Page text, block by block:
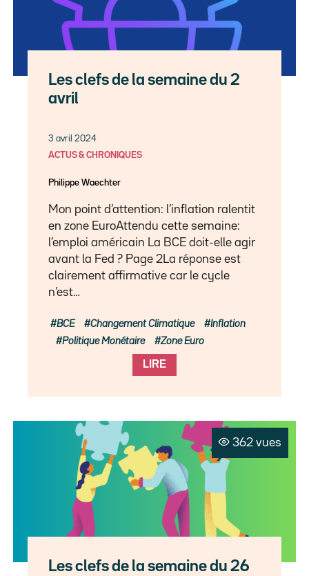
Les clefs de la semaine du 2
avril
3 avril 2024
ACTUS & CHRONIQUES
Philippe Waechter
Mon point d’attention: l’inflation ralentit
en zone EuroAttendu cette semaine:
l’emploi américain La BCE doit-elle agir
avant la Fed ? Page 2La réponse est
clairement affirmative car le cycle
n’est…
LIRE
BCE Changement Climatique
Inflation
Politique Monétaire
Zone Euro
362 vues
Les clefs de la semaine du 26